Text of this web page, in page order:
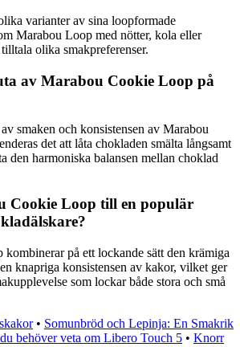
varianter av sina loopformade
Marabou Loop med nötter, kola eller
olika smakpreferenser.
av Marabou Cookie Loop på
smaken och konsistensen av Marabou
det att låta chokladen smälta långsamt
den harmoniska balansen mellan choklad
Cookie Loop till en populär
på ett lockande sätt den krämiga
knapriga konsistensen av kakor, vilket ger
som lockar både stora och små
• Somunbröd och Lepinja: En Smakrik
behöver veta om Libero Touch 5 • Knorr